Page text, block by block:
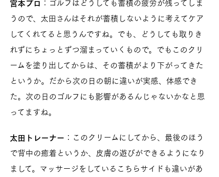
宮本プロ
うので、太田さんはそれが蓄積しないように考えてケア
してくれてると思うんですね。でも、どうしても取りき
れずにちょっとずつ溜まっていくもので。でもこのクリ
ームを塗り出してからは、その蓄積がより下がってきた
というか。だから次の日の朝に違いが実感、体感でき
た。次の日のゴルフにも影響があるんじゃないかなと思
ってますね。
太田トレーナー ：このクリームにしてから、最後のほう
で背中の癒着というか、皮膚の遊びができるようになり
まして。マッサージをしているこちらサイドも違いがあ